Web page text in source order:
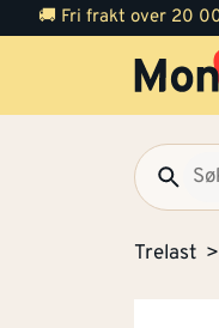
🚚 Fri frakt over 20
Trelast